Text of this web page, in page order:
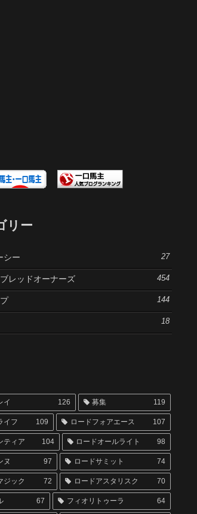
リー
シー 27
レッドオーナーズ 454
144
18
イ 126 募集 119
イフ 109 ロードフォアエース 107
ティア 104 ロードオールライト 98
ヌ 97 ロードサミット 74
ジック 72 ロードアスタリスク 70
67 フィオリトゥーラ 64